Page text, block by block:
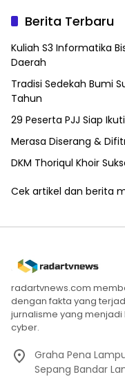
Berita Terbaru
Kuliah S3 Informatika
Daerah
Tradisi Sedekah Bumi
Tahun
29 Peserta PJJ Siap
Merasa Diserang &
DKM Thoriqul Khoir
Cek artikel dan berita
radartvnews.com
dengan fakta yang
jurnalisme yang
cyber.
Graha Pena
Sepang Bandar